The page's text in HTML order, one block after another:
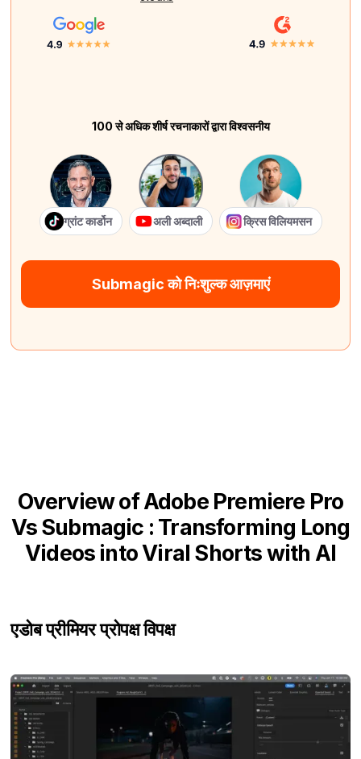
100 से अधिक शीर्ष रचनाकारों द्वारा विश्वसनीय
ग्रांट कार्डोन अली अब्दाली क्रिस विलियमसन
Submagic को निःशुल्क आज़माएं
Overview of Adobe Premiere Pro
Vs Submagic : Transforming Long
Videos into Viral Shorts with AI
एडोब प्रीमियर प्रोपक्ष विपक्ष